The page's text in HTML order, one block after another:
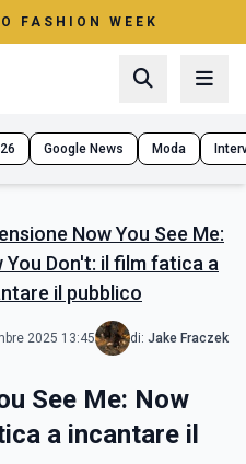
FASHION WEEK
Google News Moda
Now You See Me:
You Don't: il film fatica a
il pubblico
2025 13:45 di: Jake Fraczek
See Me: Now
a incantare il